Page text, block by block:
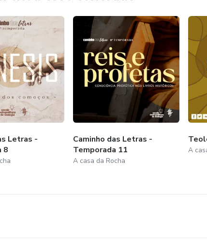
Letras -
8
Caminho das Letras -
Temporada 11
A casa da Rocha
A